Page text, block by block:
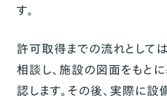
す。
許可取得までの流れとして
相談し、施設の図面をもと
認します。その後、実際に